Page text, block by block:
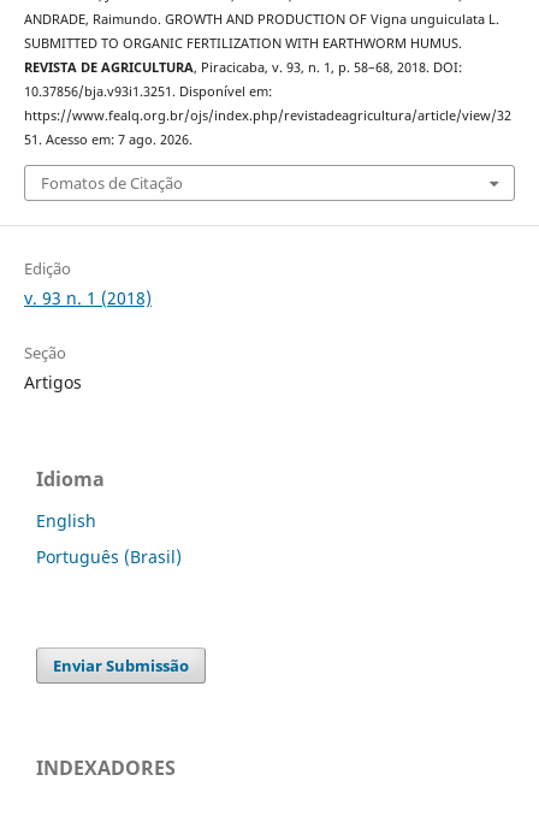
ANDRADE, Raimundo. GROWTH AND PRODUCTION OF Vigna unguiculata L.
SUBMITTED TO ORGANIC FERTILIZATION WITH EARTHWORM HUMUS.
REVISTA DE AGRICULTURA, Piracicaba, v. 93, n. 1, p. 58–68, 2018. DOI:
10.37856/bja.v93i1.3251. Disponível em:
https://www.fealq.org.br/ojs/index.php/revistadeagricultura/article/view/32
51. Acesso em: 7 ago. 2026.
Fomatos de Citação
Edição
v. 93 n. 1 (2018)
Seção
Artigos
Idioma
English
Português (Brasil)
Enviar Submissão
INDEXADORES